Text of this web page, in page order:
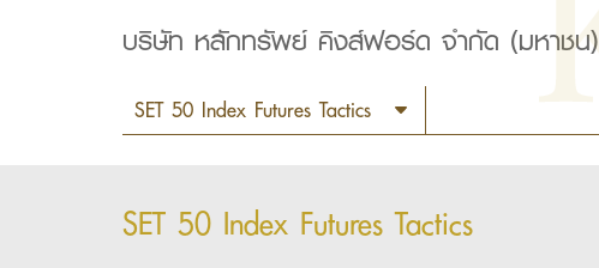
บริษัท หลักทรัพย์ คิงส์ฟอร์ด จำกัด (มหาชน)
SET 50 Index Futures Tactics